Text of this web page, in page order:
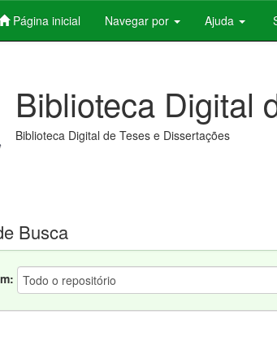
Página inicial Navegar por Ajuda
Biblioteca Digital
Biblioteca Digital de Teses e Dissertações
Busca